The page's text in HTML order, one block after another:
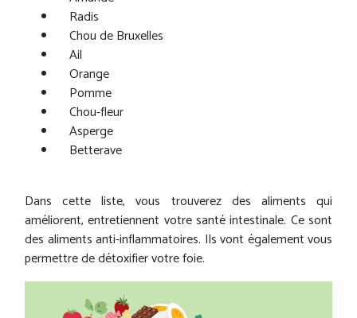
Radis
Chou de Bruxelles
Ail
Orange
Pomme
Chou-fleur
Asperge
Betterave
Dans cette liste, vous trouverez des aliments qui
améliorent, entretiennent votre santé intestinale. Ce sont
des aliments anti-inflammatoires. Ils vont également vous
permettre de détoxifier votre foie.